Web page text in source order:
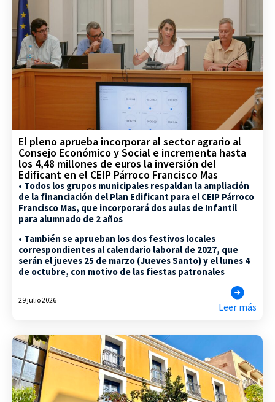
El pleno aprueba incorporar al sector agrario al
Consejo Económico y Social e incrementa hasta
los 4,48 millones de euros la inversión del
Edificant en el CEIP Párroco Francisco Mas
• Todos los grupos municipales respaldan la ampliación
de la financiación del Plan Edificant para el CEIP Párroco
Francisco Mas, que incorporará dos aulas de Infantil
para alumnado de 2 años
• También se aprueban los dos festivos locales
correspondientes al calendario laboral de 2027, que
serán el jueves 25 de marzo (Jueves Santo) y el lunes 4
de octubre, con motivo de las fiestas patronales
29 julio 2026
Leer más